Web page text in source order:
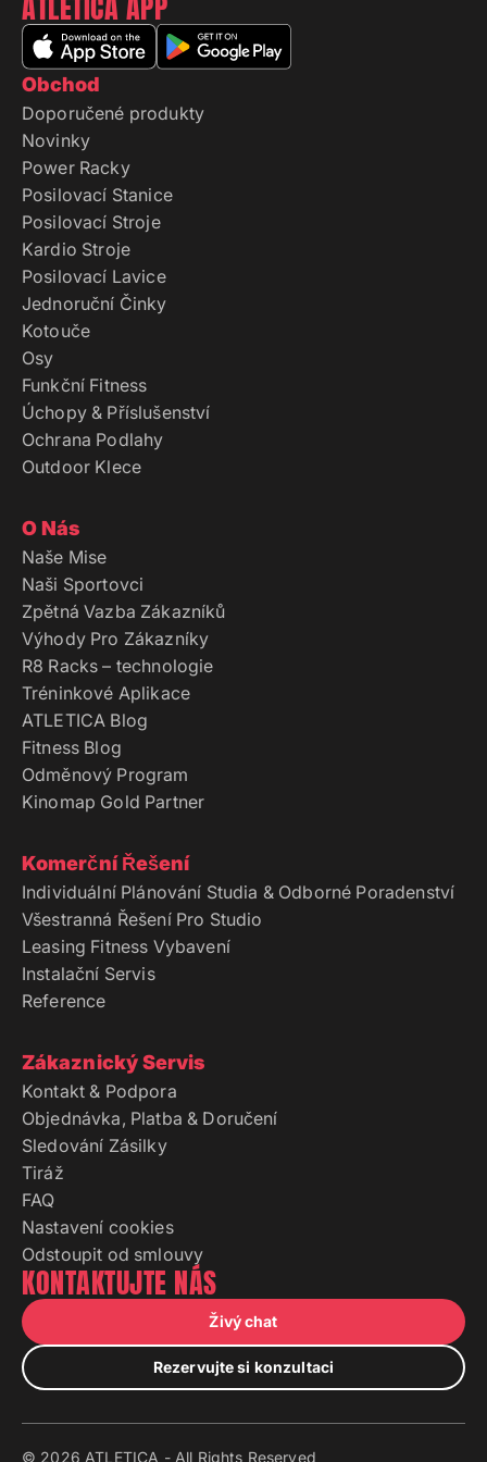
Obchod
Doporučené produkty
Novinky
Power Racky
Posilovací Stanice
Posilovací Stroje
Kardio Stroje
Posilovací Lavice
Jednoruční Činky
Kotouče
Osy
Funkční Fitness
Úchopy & Příslušenství
Ochrana Podlahy
Outdoor Klece
O Nás
Naše Mise
Naši Sportovci
Zpětná Vazba Zákazníků
Výhody Pro Zákazníky
R8 Racks – technologie
Tréninkové Aplikace
ATLETICA Blog
Fitness Blog
Odměnový Program
Kinomap Gold Partner
Komerční Řešení
Individuální Plánování Studia & Odborné Poradenství
Všestranná Řešení Pro Studio
Leasing Fitness Vybavení
Instalační Servis
Reference
Zákaznický Servis
Kontakt & Podpora
Objednávka, Platba & Doručení
Sledování Zásilky
Tiráž
FAQ
Nastavení cookies
Odstoupit od smlouvy
KONTAKTUJTE NÁS
Živý chat
Rezervujte si konzultaci
© 2026 ATLETICA - All Rights Reserved